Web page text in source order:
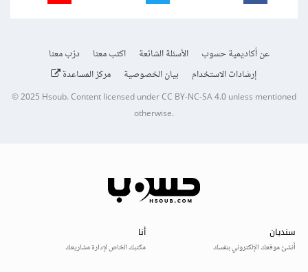
عن أكاديمية حسوب الأسئلة الشائعة اكتب معنا
درّب معنا
إرشادات الاستخدام
بيان الخصوصية مركز المساعدة
© 2025Hsoub.Content licensed underCC BY-NC-SA 4.0unless mentioned
otherwise.